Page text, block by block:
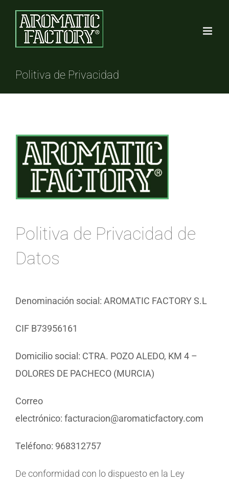
Saltar
contenido
Politiva de Privacidad
Politiva de Privacidad de
Datos
Denominación social: AROMATIC FACTORY S.L
CIF B73956161
Domicilio social: CTRA. POZO ALEDO, KM 4 –
DOLORES DE PACHECO (MURCIA)
Correo
electrónico: facturacion@aromaticfactory.com
Teléfono: 968312757
De conformidad con lo dispuesto en la Ley